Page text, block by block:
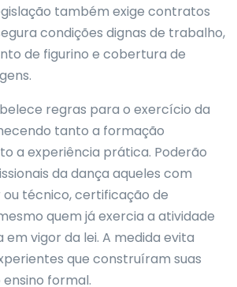
também exige contratos
condições dignas de trabalho,
de figurino e cobertura de
regras para o exercício da
tanto a formação
a experiência prática. Poderão
da dança aqueles com
técnico, certificação de
quem já exercia a atividade
vigor da lei. A medida evita
que construíram suas
formal.